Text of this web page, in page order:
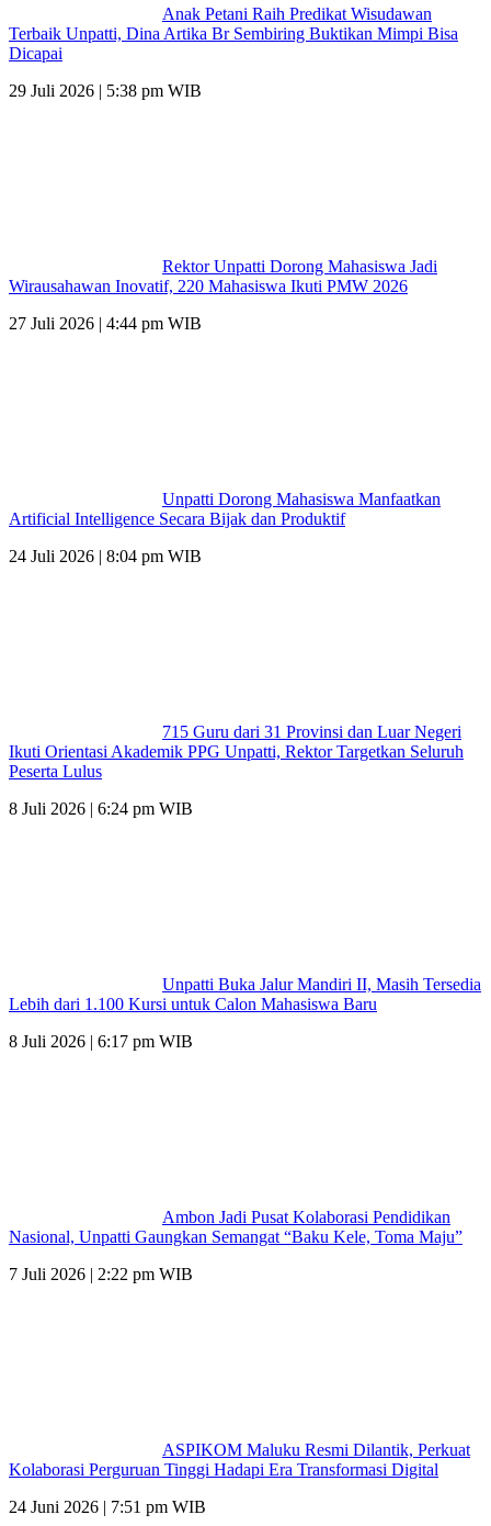
Anak Petani Raih Predikat Wisudawan
Terbaik Unpatti, Dina Artika Br Sembiring Buktikan Mimpi Bisa
Dicapai
29 Juli 2026 | 5:38 pm WIB
Rektor Unpatti Dorong Mahasiswa Jadi
Wirausahawan Inovatif, 220 Mahasiswa Ikuti PMW 2026
27 Juli 2026 | 4:44 pm WIB
Unpatti Dorong Mahasiswa Manfaatkan
Artificial Intelligence Secara Bijak dan Produktif
24 Juli 2026 | 8:04 pm WIB
715 Guru dari 31 Provinsi dan Luar Negeri
Ikuti Orientasi Akademik PPG Unpatti, Rektor Targetkan Seluruh
Peserta Lulus
8 Juli 2026 | 6:24 pm WIB
Unpatti Buka Jalur Mandiri II, Masih Tersedia
Lebih dari 1.100 Kursi untuk Calon Mahasiswa Baru
8 Juli 2026 | 6:17 pm WIB
Ambon Jadi Pusat Kolaborasi Pendidikan
Nasional, Unpatti Gaungkan Semangat “Baku Kele, Toma Maju”
7 Juli 2026 | 2:22 pm WIB
ASPIKOM Maluku Resmi Dilantik, Perkuat
Kolaborasi Perguruan Tinggi Hadapi Era Transformasi Digital
24 Juni 2026 | 7:51 pm WIB